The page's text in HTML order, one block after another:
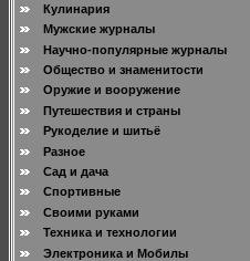
Кулинария
Мужские журналы
Научно-популярные журналы
Общество и знаменитости
Оружие и вооружение
Путешествия и страны
Рукоделие и шитьё
Разное
Сад и дача
Спортивные
Своими руками
Техника и технологии
Электроника и Мобилы